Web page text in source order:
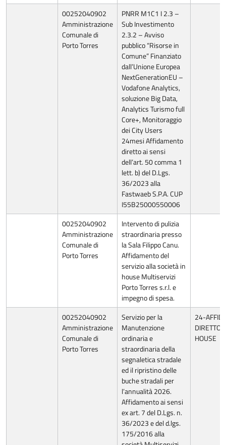
00252040902
Amministrazione
Comunale di
Porto Torres
PNRR M1C1 I 2.3 –
Sub Investimento
2.3.2 – Avviso
pubblico “Risorse in
Comune” Finanziato
dall’Unione Europea
NextGenerationEU –
Vodafone Analytics,
soluzione Big Data,
Analytics Turismo full
Core+, Monitoraggio
dei City Users
24mesi Affidamento
diretto ai sensi
dell’art. 50 comma 1
lett. b) del D.Lgs.
36/2023 alla
Fastwaeb S.P.A. CUP
I55B25000550006
00252040902
Amministrazione
Comunale di
Porto Torres
Intervento di pulizia
straordinaria presso
la Sala Filippo Canu.
Affidamento del
servizio alla società in
house Multiservizi
Porto Torres s.r.l. e
impegno di spesa.
00252040902
Amministrazione
Comunale di
Porto Torres
Servizio per la
Manutenzione
ordinaria e
straordinaria della
segnaletica stradale
ed il ripristino delle
buche stradali per
l’annualità 2026.
Affidamento ai sensi
ex art. 7 del D.Lgs. n.
36/2023 e del d.lgs.
175/2016 alla
24-
DIRETTO
HOUSE